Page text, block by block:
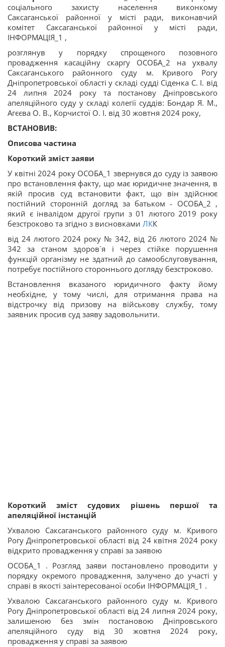
соціального захисту населення виконкому
Саксаганської районної у місті ради, виконавчий
комітет Саксаганської районної у місті ради,
ІНФОРМАЦІЯ_1 ,
розглянув у порядку спрощеного позовного
провадження касаційну скаргу ОСОБА_2 на ухвалу
Саксаганського районного суду м. Кривого Рогу
Дніпропетровської області у складі судді Сіденка С. І. від
24 липня 2024 року та постанову Дніпровського
апеляційного суду у складі колегії суддів: Бондар Я. М.,
Агєєва О. В., Корчистої О. І. від 30 жовтня 2024 року,
ВСТАНОВИВ:
Описова частина
Короткий зміст заяви
У квітні 2024 року ОСОБА_1 звернувся до суду із заявою
про встановлення факту, що має юридичне значення, в
якій просив суд встановити факт, що він здійснює
постійний сторонній догляд за батьком - ОСОБА_2 ,
який є інвалідом другої групи з 01 лютого 2019 року
безстроково та згідно з висновками ЛКК
від 24 лютого 2024 року № 342, від 26 лютого 2024 №
342 за станом здоров`я і через стійке порушення
функцій організму не здатний до самообслуговування,
потребує постійного стороннього догляду безстроково.
Встановлення вказаного юридичного факту йому
необхідне, у тому числі, для отримання права на
відстрочку від призову на військову службу, тому
заявник просив суд заяву задовольнити.
Короткий зміст судових рішень першої та
апеляційної інстанцій
Ухвалою Саксаганського районного суду м. Кривого
Рогу Дніпропетровської області від 24 квітня 2024 року
відкрито провадження у справі за заявою
ОСОБА_1 . Розгляд заяви постановлено проводити у
порядку окремого провадження, залучено до участі у
справі в якості заінтересованої особи ІНФОРМАЦІЯ_1 .
Ухвалою Саксаганського районного суду м. Кривого
Рогу Дніпропетровської області від 24 липня 2024 року,
залишеною без змін постановою Дніпровського
апеляційного суду від 30 жовтня 2024 року,
провадження у справі за заявою